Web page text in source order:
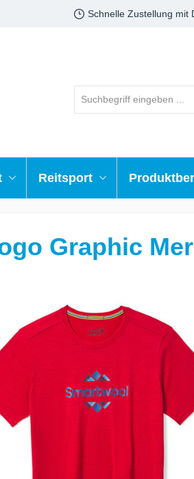
Schnelle Zustellung mit
Reitsport
Graphic